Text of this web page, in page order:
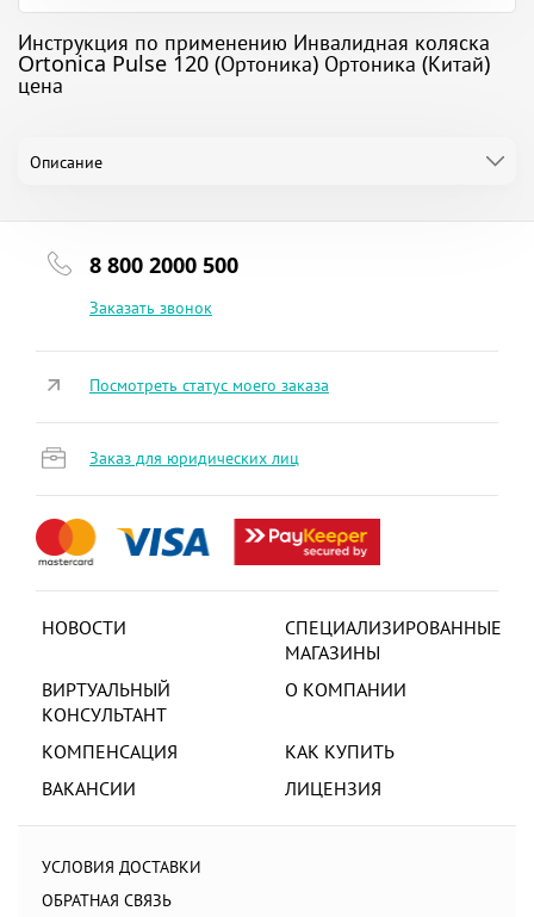
Инструкция по применению Инвалидная коляска
Ortonica Pulse 120 (Ортоника) Ортоника (Китай)
цена
Описание
8 800 2000 500
Заказать звонок
НОВОСТИ
СПЕЦИАЛИЗИРОВАННЫЕ
МАГАЗИНЫ
ВИРТУАЛЬНЫЙ
КОНСУЛЬТАНТ
О КОМПАНИИ
КОМПЕНСАЦИЯ
КАК КУПИТЬ
ВАКАНСИИ
ЛИЦЕНЗИЯ
УСЛОВИЯ ДОСТАВКИ
ОБРАТНАЯ СВЯЗЬ
Посмотреть статус моего заказа
Заказ для юридических лиц